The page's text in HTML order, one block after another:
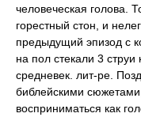
человеческая голова.
горестный стон, и
предыдущий эпизод с
на пол стекали 3
средневек. лит-ре.
библейскими
восприниматься как